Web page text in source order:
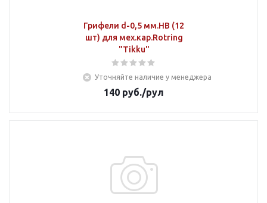
Грифели d-0,5 мм.НВ (12
шт) для мех.кар.Rotring
"Tikku"
Уточняйте наличие у менеджера
140 руб./рул